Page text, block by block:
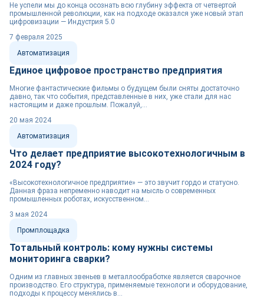
Не успели мы до конца осознать всю глубину эффекта от четвертой
промышленной революции, как на подходе оказался уже новый этап
цифровизации — Индустрия 5.0
Автоматизация
7 февраля 2025
Единое цифровое пространство предприятия
Многие фантастические фильмы о будущем были сняты достаточно
давно, так что события, представленные в них, уже стали для нас
настоящим и даже прошлым. Пожалуй,...
Автоматизация
20 мая 2024
Что делает предприятие высокотехнологичным в
2024 году?
«Высокотехнологичное предприятие» — это звучит гордо и статусно.
Данная фраза непременно наводит на мысль о современных
промышленных роботах, искусственном...
Промплощадка
3 мая 2024
Тотальный контроль: кому нужны системы
мониторинга сварки?
Одним из главных звеньев в металлообработке является сварочное
производство. Его структура, применяемые технологи и оборудование,
подходы к процессу менялись в...